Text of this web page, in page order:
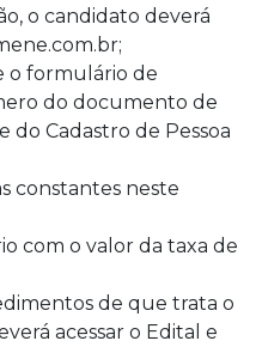
o candidato deverá
o formulário de
do documento de
do Cadastro de Pessoa
constantes neste
com o valor da taxa de
de que trata o
acessar o Edital e